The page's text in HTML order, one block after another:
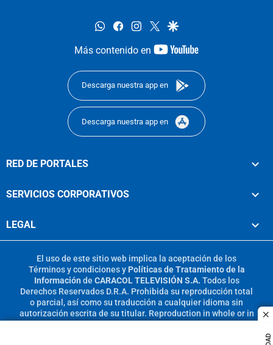
whatsappfacebookinstagram
twittergoogle
Más contenido en
youtube-
Descarga nuestra app en
Descarga nuestra app en
RED DE PORTALES
SERVICIOS CORPORATIVOS
LEGAL
El uso de este sitio web implica la aceptación de los
Términos y condicionesy Políticas de Tratamiento de la
Información de CARACOL TELEVISIÓN S.A. Todos los
Derechos Reservados D.R.A. Prohibida su reproducción total
o parcial, así como su traducción a cualquier idioma sin
autorización escrita de su titular. Reproduction in whole or in